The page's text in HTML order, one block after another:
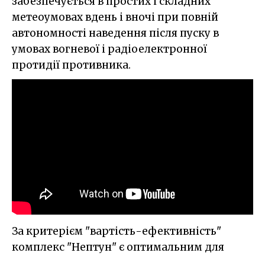
метеоумовах вдень і вночі при повній
автономності наведення після пуску в
умовах вогневої і радіоелектронної
протидії противника.
За критерієм "вартість-ефективність"
комплекс "Нептун" є оптимальним для